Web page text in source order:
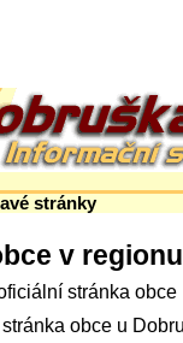
stránky
v regionu
stránka obce
obce u